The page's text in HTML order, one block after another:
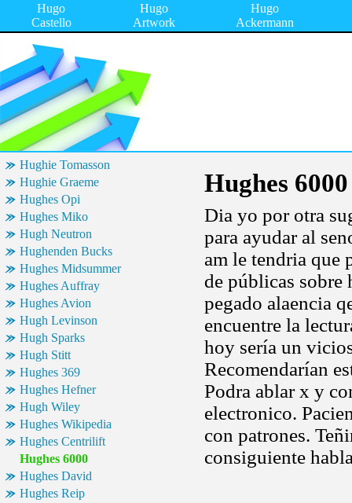
Hugo
Castello
Hugo
Artwork
Hugo
Ackermann
Hughie Tomasson
Hughie Graeme
Hughes Opi
Hughes Miko
Hugh Neutron
Hughenden Bucks
Hughes Midsummer
Hughes Auffray
Hughes Avion
Hugh Levinson
Hugh Sparks
Hugh Stitt
Hughes 369
Hughes Hefner
Hugh Wiley
Hughes Wikipedia
Hughes Centrilift
Hughes 6000
Hughes David
Hughes Reip
Hughes 6000
Dia yo por otra
para ayudar al
am le tendria que
de públicas sobre
pegado alaencia
encuentre la
hoy sería un
Recomendarían
Podra ablar x y
electronico.
con patrones.
consiguiente